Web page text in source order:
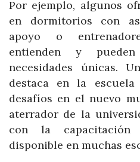
Por ejemplo, algunos
en dormitorios con
apoyo o
entienden y
necesidades únicas.
destaca en la
desafíos en el nuevo
aterrador de la
con la capacitación
disponible en muchas